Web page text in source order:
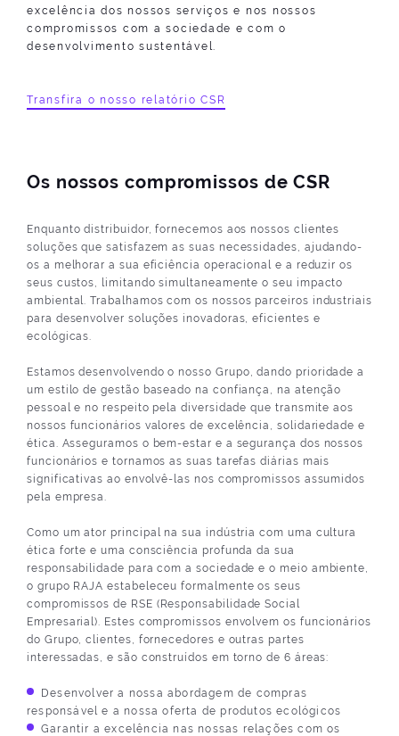
excelência dos nossos serviços e nos nossos
compromissos com a sociedade e com o
desenvolvimento sustentável.
Transfira o nosso relatório CSR
Os nossos compromissos de CSR
Enquanto distribuidor, fornecemos aos nossos clientes
soluções que satisfazem as suas necessidades, ajudando-
os a melhorar a sua eficiência operacional e a reduzir os
seus custos, limitando simultaneamente o seu impacto
ambiental. Trabalhamos com os nossos parceiros industriais
para desenvolver soluções inovadoras, eficientes e
ecológicas.
Estamos desenvolvendo o nosso Grupo, dando prioridade a
um estilo de gestão baseado na confiança, na atenção
pessoal e no respeito pela diversidade que transmite aos
nossos funcionários valores de excelência, solidariedade e
ética. Asseguramos o bem-estar e a segurança dos nossos
funcionários e tornamos as suas tarefas diárias mais
significativas ao envolvê-las nos compromissos assumidos
pela empresa.
Como um ator principal na sua indústria com uma cultura
ética forte e uma consciência profunda da sua
responsabilidade para com a sociedade e o meio ambiente,
o grupo RAJA estabeleceu formalmente os seus
compromissos de RSE (Responsabilidade Social
Empresarial). Estes compromissos envolvem os funcionários
do Grupo, clientes, fornecedores e outras partes
interessadas, e são construídos em torno de 6 áreas:
Desenvolver a nossa abordagem de compras
responsável e a nossa oferta de produtos ecológicos
Garantir a excelência nas nossas relações com os